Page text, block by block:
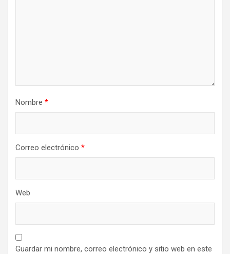
Nombre *
Correo electrónico *
Web
Guardar mi nombre, correo electrónico y sitio web en este